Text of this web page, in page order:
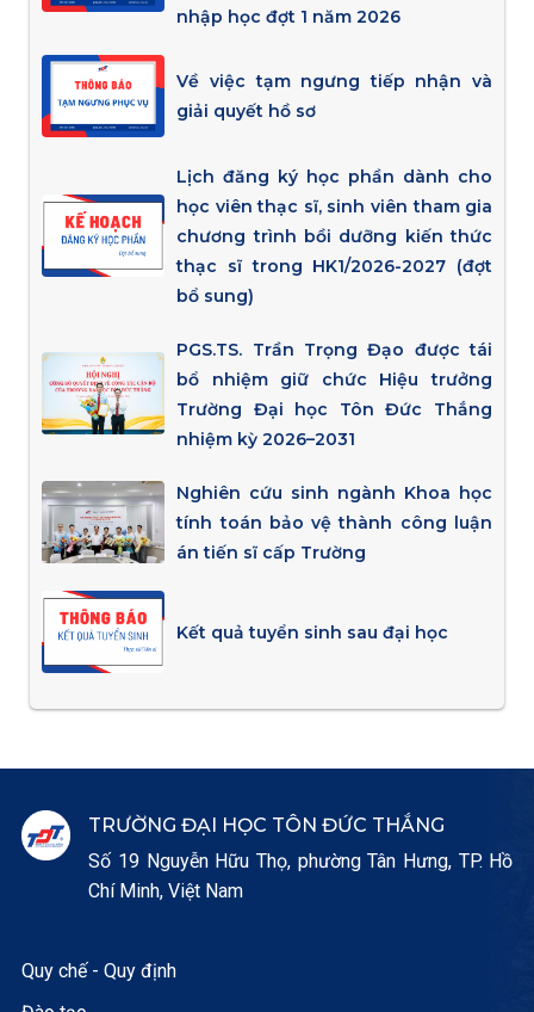
nhập học đợt 1 năm 2026
Về việc tạm ngưng tiếp nhận và
giải quyết hồ sơ
Lịch đăng ký học phần dành cho
học viên thạc sĩ, sinh viên tham gia
chương trình bồi dưỡng kiến thức
thạc sĩ trong HK1/2026-2027 (đợt
bổ sung)
PGS.TS. Trần Trọng Đạo được tái
bổ nhiệm giữ chức Hiệu trưởng
Trường Đại học Tôn Đức Thắng
nhiệm kỳ 2026–2031
Nghiên cứu sinh ngành Khoa học
tính toán bảo vệ thành công luận
án tiến sĩ cấp Trường
Kết quả tuyển sinh sau đại học
TRƯỜNG ĐẠI HỌC TÔN ĐỨC THẮNG
Số 19 Nguyễn Hữu Thọ, phường Tân Hưng, TP. Hồ
Chí Minh, Việt Nam
Quy chế - Quy định